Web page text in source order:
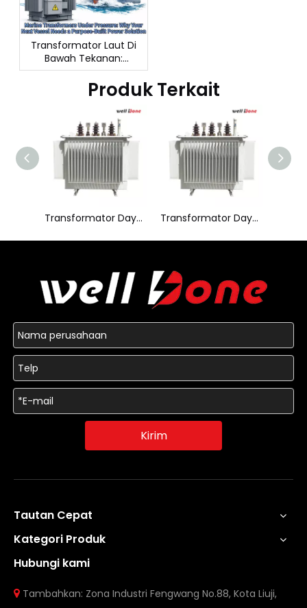
Transformator Laut Di
Bawah Tekanan:
Mengapa Kapal Anda
Berikutnya
Membutuhkan Solusi
Tenaga yang Dibuat
Khusus
Produk Terkait
Transformator Daya 3 Fasa 66KV Transformator Daya 3 Fasa 33/44/55 MVA
Kirim
Tautan Cepat
Kategori Produk
Hubungi kami
 Tambahkan: Zona Industri Fengwang No.88, Kota Liuji,